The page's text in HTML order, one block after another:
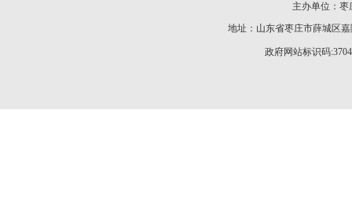
主办单位：
地址：山东省枣庄市薛城区
政府网站标识码